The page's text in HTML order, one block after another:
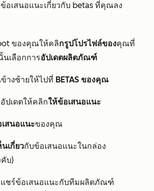
อเสนอแนะเกี่ยวกับ betas ที่คุณลง
ของคุณให้คลิกรูปโปรไฟล์ของคุณที่
เลือกการอัปเดตผลิตภัณฑ์
างซ้ายให้ไปที่ BETAS ของคุณ
ปเดตให้คลิกให้ข้อเสนอแนะ
สนอแนะของคุณ
เกี่ยวกับข้อเสนอแนะในกล่อง
บ)
แชร์ข้อเสนอแนะกับทีมผลิตภัณฑ์